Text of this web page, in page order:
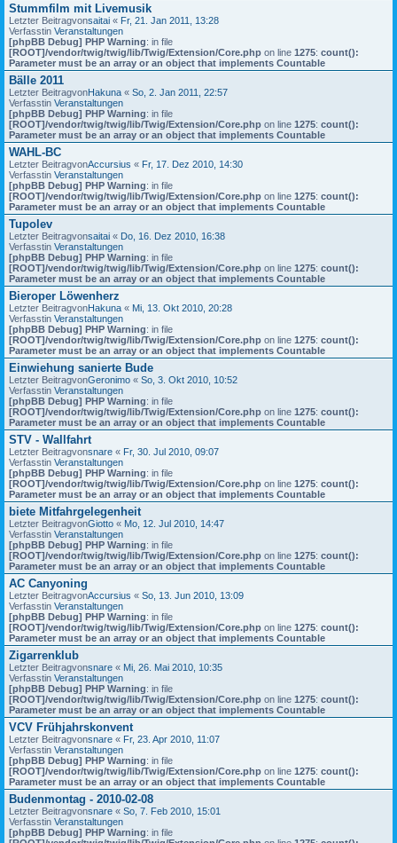
Stummfilm mit Livemusik
Letzter Beitragvonsaitai « Fr, 21. Jan 2011, 13:28
Verfasstin Veranstaltungen
[phpBB Debug] PHP Warning: in file
[ROOT]/vendor/twig/twig/lib/Twig/Extension/Core.php on line 1275: count():
Parameter must be an array or an object that implements Countable
Bälle 2011
Letzter BeitragvonHakuna « So, 2. Jan 2011, 22:57
Verfasstin Veranstaltungen
[phpBB Debug] PHP Warning: in file
[ROOT]/vendor/twig/twig/lib/Twig/Extension/Core.php on line 1275: count():
Parameter must be an array or an object that implements Countable
WAHL-BC
Letzter BeitragvonAccursius « Fr, 17. Dez 2010, 14:30
Verfasstin Veranstaltungen
[phpBB Debug] PHP Warning: in file
[ROOT]/vendor/twig/twig/lib/Twig/Extension/Core.php on line 1275: count():
Parameter must be an array or an object that implements Countable
Tupolev
Letzter Beitragvonsaitai « Do, 16. Dez 2010, 16:38
Verfasstin Veranstaltungen
[phpBB Debug] PHP Warning: in file
[ROOT]/vendor/twig/twig/lib/Twig/Extension/Core.php on line 1275: count():
Parameter must be an array or an object that implements Countable
Bieroper Löwenherz
Letzter BeitragvonHakuna « Mi, 13. Okt 2010, 20:28
Verfasstin Veranstaltungen
[phpBB Debug] PHP Warning: in file
[ROOT]/vendor/twig/twig/lib/Twig/Extension/Core.php on line 1275: count():
Parameter must be an array or an object that implements Countable
Einwiehung sanierte Bude
Letzter BeitragvonGeronimo « So, 3. Okt 2010, 10:52
Verfasstin Veranstaltungen
[phpBB Debug] PHP Warning: in file
[ROOT]/vendor/twig/twig/lib/Twig/Extension/Core.php on line 1275: count():
Parameter must be an array or an object that implements Countable
STV - Wallfahrt
Letzter Beitragvonsnare « Fr, 30. Jul 2010, 09:07
Verfasstin Veranstaltungen
[phpBB Debug] PHP Warning: in file
[ROOT]/vendor/twig/twig/lib/Twig/Extension/Core.php on line 1275: count():
Parameter must be an array or an object that implements Countable
biete Mitfahrgelegenheit
Letzter BeitragvonGiotto « Mo, 12. Jul 2010, 14:47
Verfasstin Veranstaltungen
[phpBB Debug] PHP Warning: in file
[ROOT]/vendor/twig/twig/lib/Twig/Extension/Core.php on line 1275: count():
Parameter must be an array or an object that implements Countable
AC Canyoning
Letzter BeitragvonAccursius « So, 13. Jun 2010, 13:09
Verfasstin Veranstaltungen
[phpBB Debug] PHP Warning: in file
[ROOT]/vendor/twig/twig/lib/Twig/Extension/Core.php on line 1275: count():
Parameter must be an array or an object that implements Countable
Zigarrenklub
Letzter Beitragvonsnare « Mi, 26. Mai 2010, 10:35
Verfasstin Veranstaltungen
[phpBB Debug] PHP Warning: in file
[ROOT]/vendor/twig/twig/lib/Twig/Extension/Core.php on line 1275: count():
Parameter must be an array or an object that implements Countable
VCV Frühjahrskonvent
Letzter Beitragvonsnare « Fr, 23. Apr 2010, 11:07
Verfasstin Veranstaltungen
[phpBB Debug] PHP Warning: in file
[ROOT]/vendor/twig/twig/lib/Twig/Extension/Core.php on line 1275: count():
Parameter must be an array or an object that implements Countable
Budenmontag - 2010-02-08
Letzter Beitragvonsnare « So, 7. Feb 2010, 15:01
Verfasstin Veranstaltungen
[phpBB Debug] PHP Warning: in file